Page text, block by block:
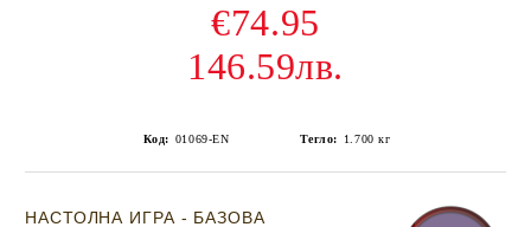
€74.95
146.59лв.
Код: 01069-EN Тегло: 1.700 кг
НАСТОЛНА ИГРА - БАЗОВА